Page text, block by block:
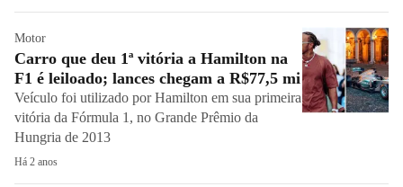
Motor
Carro que deu 1ª vitória a Hamilton na
F1 é leiloado; lances chegam a R$77,5 mi
Veículo foi utilizado por Hamilton em sua primeira
vitória da Fórmula 1, no Grande Prêmio da
Hungria de 2013
Há 2 anos